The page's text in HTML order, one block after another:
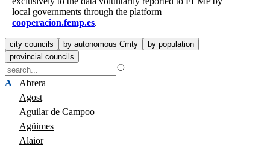
local governments through the platform
cooperacion.femp.es.
city councils by autonomous Cmty
by population
provincial councils
A
Abrera
Agost
Aguilar de Campoo
Agüimes
Alaior